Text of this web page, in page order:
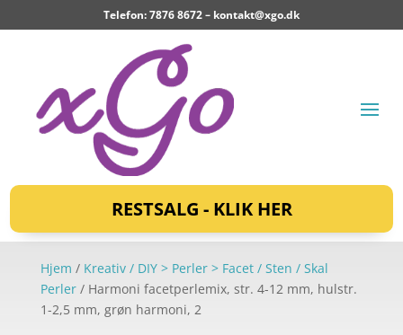
Telefon: 7876 8672 – kontakt@xgo.dk
RESTSALG - KLIK HER
Hjem / Kreativ / DIY > Perler > Facet / Sten / Skal
Perler/ Harmoni facetperlemix, str. 4-12 mm, hulstr.
1-2,5 mm, grøn harmoni, 2